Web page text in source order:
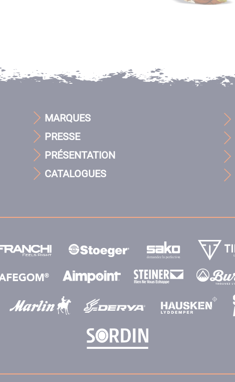
MARQUES
PRESSE
PRÉSENTATION
CATALOGUES